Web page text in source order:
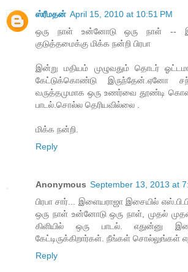
ஸ்ரீமதன் April 15, 2010 at 10:51 PM
ஒரு நாள் உன்னோடு ஒரு நாள் --
குடுத்தமைக்கு மிக்க நன்றி பிரபா
இன்று மதியம் முழுவதும் தொடர்
கேட்டுக்கொண்டு இருந்தேன்.ஏனோ
வருத்தமுமாக ஒரு உணர்வை தூண்டி
பாடல்.சொல்ல தெரியவில்லை .
மிக்க நன்றி.
Reply
Anonymous September 13, 2013 at
பிரபா சார்... இளையராஜா இசையில்
ஒரு நாள் உன்னோடு ஒரு நாள், முதல்
கிளியில் ஒரு பாடல். எதுன்னு
கேட்டிருக்கிறார்கள். நீங்கள் சொல்லுங்கள்
Reply